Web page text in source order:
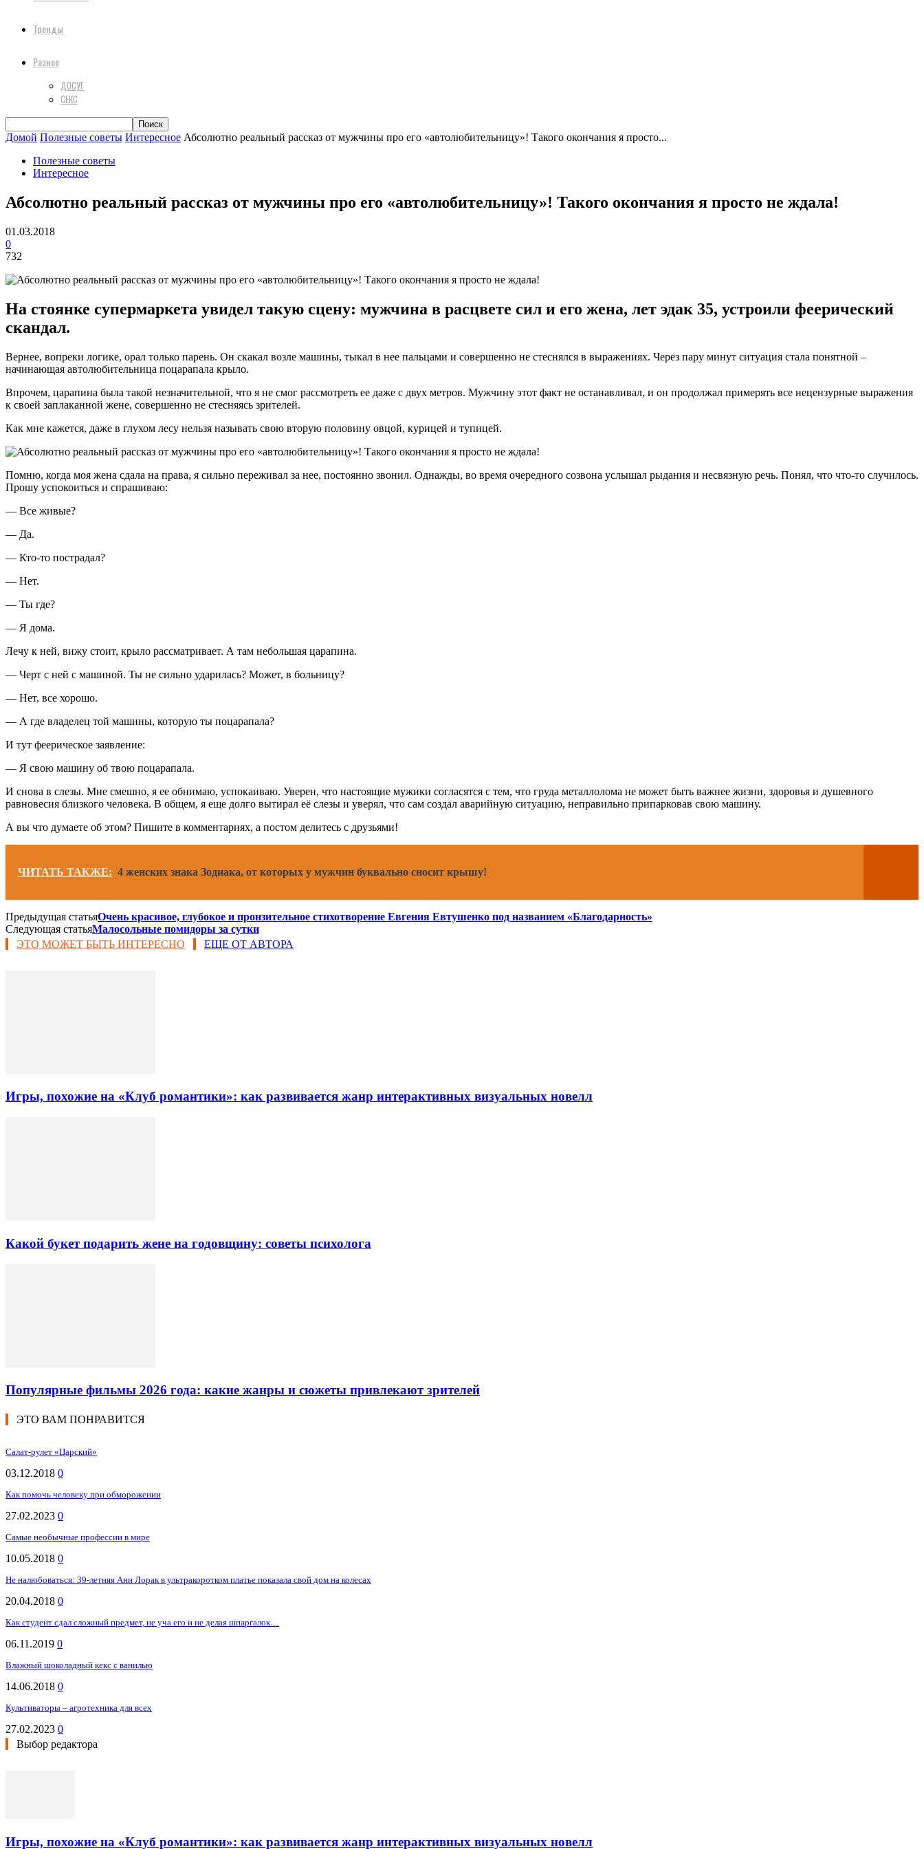
Тренды
Разное
ДОСУГ
СЕКС
Домой Полезные советы Интересное Абсолютно реальный рассказ от мужчины про его «автолюбительницу»! Такого окончания я просто...
Полезные советы
Интересное
Абсолютно реальный рассказ от мужчины про его «автолюбительницу»! Такого окончания я просто не ждала!
01.03.2018
0
732
На стоянке супермаркета увидел такую сцену: мужчина в расцвете сил и его жена, лет эдак 35, устроили феерический
скандал.
Вернее, вопреки логике, орал только парень. Он скакал возле машины, тыкал в нее пальцами и совершенно не стеснялся в выражениях. Через пару минут ситуация стала понятной –
начинающая автолюбительница поцарапала крыло.
Впрочем, царапина была такой незначительной, что я не смог рассмотреть ее даже с двух метров. Мужчину этот факт не останавливал, и он продолжал примерять все нецензурные выражения
к своей заплаканной жене, совершенно не стесняясь зрителей.
Как мне кажется, даже в глухом лесу нельзя называть свою вторую половину овцой, курицей и тупицей.
Помню, когда моя жена сдала на права, я сильно переживал за нее, постоянно звонил. Однажды, во время очередного созвона услышал рыдания и несвязную речь. Понял, что что-то случилось.
Прошу успокоиться и спрашиваю:
— Все живые?
— Да.
— Кто-то пострадал?
— Нет.
— Ты где?
— Я дома.
Лечу к ней, вижу стоит, крыло рассматривает. А там небольшая царапина.
— Черт с ней с машиной. Ты не сильно ударилась? Может, в больницу?
— Нет, все хорошо.
— А где владелец той машины, которую ты поцарапала?
И тут феерическое заявление:
— Я свою машину об твою поцарапала.
И снова в слезы. Мне смешно, я ее обнимаю, успокаиваю. Уверен, что настоящие мужики согласятся с тем, что груда металлолома не может быть важнее жизни, здоровья и душевного
равновесия близкого человека. В общем, я еще долго вытирал её слезы и уверял, что сам создал аварийную ситуацию, неправильно припарковав свою машину.
А вы что думаете об этом? Пишите в комментариях, а постом делитесь с друзьями!
ЧИТАТЬ ТАКЖЕ: 4 женских знака Зодиака, от которых у мужчин буквально сносит крышу!
Предыдущая статьяОчень красивое, глубокое и пронзительное стихотворение Евгения Евтушенко под названием «Благодарность»
Следующая статьяМалосольные помидоры за сутки
ЭТО МОЖЕТ БЫТЬ ИНТЕРЕСНО
ЕЩЕ ОТ АВТОРА
Игры, похожие на «Клуб романтики»: как развивается жанр интерактивных визуальных новелл
Какой букет подарить жене на годовщину: советы психолога
Популярные фильмы 2026 года: какие жанры и сюжеты привлекают зрителей
ЭТО ВАМ ПОНРАВИТСЯ
Салат-рулет «Царский»
03.12.2018 0
Как помочь человеку при обморожении
27.02.2023 0
Самые необычные профессии в мире
10.05.2018 0
Не налюбоваться: 39-летняя Ани Лорак в ультракоротком платье показала свой дом на колесах
20.04.2018 0
Как студент сдал сложный предмет, не уча его и не делая шпаргалок…
06.11.2019 0
Влажный шоколадный кекс с ванилью
14.06.2018 0
Культиваторы – агротехника для всех
27.02.2023 0
Выбор редактора
Игры, похожие на «Клуб романтики»: как развивается жанр интерактивных визуальных новелл